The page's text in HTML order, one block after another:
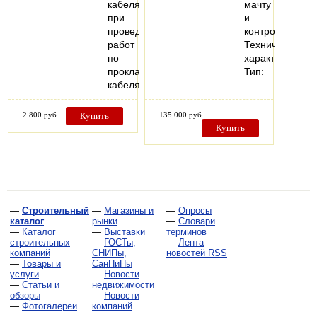
кабеля,
при
проведении
работ
по
прокладке
кабеля…
2 800 руб Купить
мачту
и
контроллер.
Технические
характеристики
Тип:
135 000 руб
Купить
— Строительный
каталог
— Каталог
строительных
компаний
— Товары и
услуги
— Статьи и
обзоры
— Фотогалереи
— Магазины и
рынки
— Выставки
— ГОСТы,
СНИПы,
СанПиНы
— Новости
недвижимости
— Новости
компаний
— Опросы
— Словари
терминов
— Лента
новостей RSS